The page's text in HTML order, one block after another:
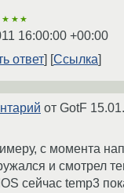
16:00:00 +00:00
ответ
Ссылка
от GotF
с момента
и смотрел
сейчас temp3